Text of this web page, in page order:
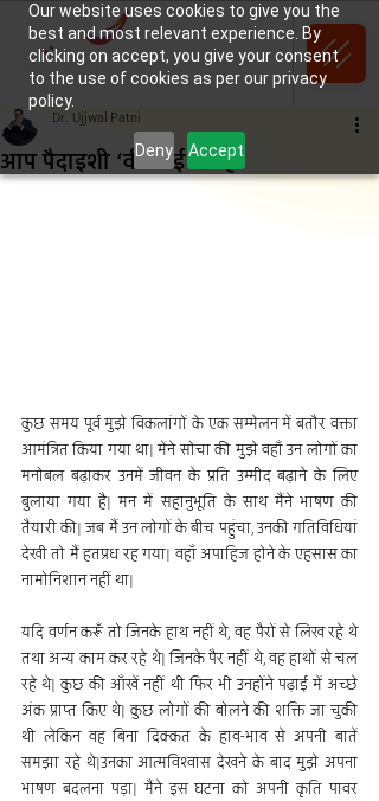
Our website uses cookies to give you the
best and most relevant experience. By
clicking on accept, you give your consent
to the use of cookies as per our privacy
policy.
Deny Accept
आप पैदाइशी ‘वी आई पी’ हैं
Dr. Ujjwal Patni
कुछ समय पूर्व मुझे विकलांगों के एक सम्मेलन में बतौर वक्ता
आमंत्रित किया गया था| मेंने सोचा की मुझे वहाँ उन लोगों का
मनोबल बढ़ाकर उनमें जीवन के प्रति उम्मीद बढ़ाने के लिए
बुलाया गया है| मन में सहानुभूति के साथ मैंने भाषण की
तैयारी की| जब मैं उन लोगों के बीच पहुंचा, उनकी गतिविधियां
देखी तो मैं हतप्रध रह गया| वहाँ अपाहिज होने के एहसास का
नामोनिशान नहीं था|
यदि वर्णन करूँ तो जिनके हाथ नहीं थे, वह पैरों से लिख रहे थे
तथा अन्य काम कर रहे थे| जिनके पैर नहीं थे, वह हाथों से चल
रहे थे| कुछ की आँखें नहीं थी फिर भी उनहोंने पढ़ाई में अच्छे
अंक प्राप्त किए थे| कुछ लोगों की बोलने की शक्ति जा चुकी
थी लेकिन वह बिना दिक्कत के हाव-भाव से अपनी बातें
समझा रहे थे|उनका आत्मविश्वास देखने के बाद मुझे अपना
भाषण बदलना पड़ा| मैंने इस घटना को अपनी कृति पावर